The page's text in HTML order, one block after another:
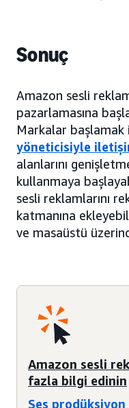
Sonuç
Amazon sesli
pazarlamasına
Markalar başlamak
yöneticisiyle
alanlarını
kullanmaya
sesli reklamlarını
katmanına
ve masaüstü
Amazon sesli
fazla bilgi edinin
Ses